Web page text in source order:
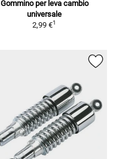
Gommino per leva cambio
universale
2,99 €1